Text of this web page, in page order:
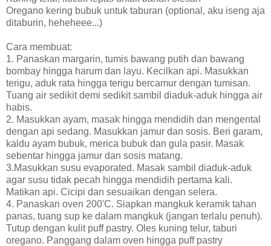
Oregano kering bubuk untuk taburan (optional, aku iseng aja
ditaburin, heheheee...)
Cara membuat:
1. Panaskan margarin, tumis bawang putih dan bawang
bombay hingga harum dan layu. Kecilkan api. Masukkan
terigu, aduk rata hingga terigu bercamur dengan tumisan.
Tuang air sedikit demi sedikit sambil diaduk-aduk hingga air
habis.
2. Masukkan ayam, masak hingga mendidih dan mengental
dengan api sedang. Masukkan jamur dan sosis. Beri garam,
kaldu ayam bubuk, merica bubuk dan gula pasir. Masak
sebentar hingga jamur dan sosis matang.
3.Masukkan susu evaporated. Masak sambil diaduk-aduk
agar susu tidak pecah hingga mendidih pertama kali.
Matikan api. Cicipi dan sesuaikan dengan selera.
4. Panaskan oven 200'C. Siapkan mangkuk keramik tahan
panas, tuang sup ke dalam mangkuk (jangan terlalu penuh).
Tutup dengan kulit puff pastry. Oles kuning telur, taburi
oregano. Panggang dalam oven hingga puff pastry